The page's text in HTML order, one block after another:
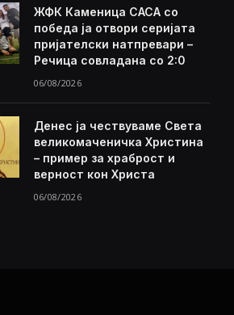
ЖФК Каменица САСА со
победа ја отвори серијата
пријателски натпревари –
Речица совладана со 2:0
06/08/2026
Денес ја чествуваме Света
великомаченичка Христина
– пример за храброст и
верност кон Христа
06/08/2026